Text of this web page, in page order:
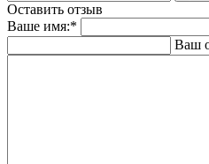
Оставить отзыв
Ваше имя:*
Ваш